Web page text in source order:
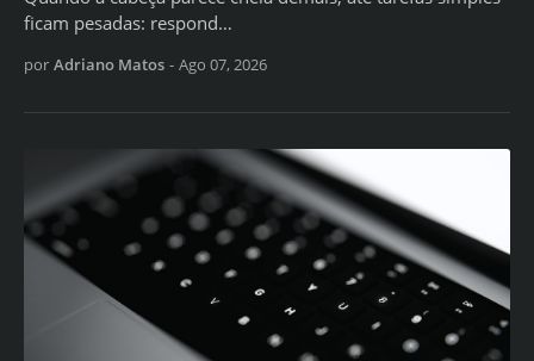
ficam pesadas: respond…
por Adriano Matos - Ago 07, 2026